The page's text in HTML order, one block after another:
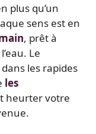
plus qu’un
sens est en
, prêt à
Le
les rapides
les
heurter votre